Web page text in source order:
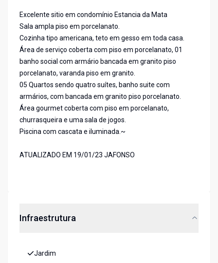
Excelente sitio em condomínio Estancia da Mata
Sala ampla piso em porcelanato.
Cozinha tipo americana, teto em gesso em toda casa.
Área de serviço coberta com piso em porcelanato, 01
banho social com armário bancada em granito piso
porcelanato, varanda piso em granito.
05 Quartos sendo quatro suítes, banho suite com
armários, com bancada em granito piso porcelanato.
Área gourmet coberta com piso em porcelanato,
churrasqueira e uma sala de jogos.
Piscina com cascata e iluminada.~
ATUALIZADO EM 19/01/23 JAFONSO
Infraestrutura
Jardim